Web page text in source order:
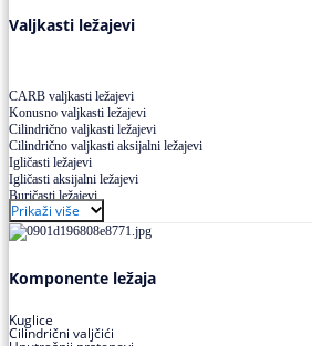
Valjkasti ležajevi
CARB valjkasti ležajevi
Konusno valjkasti ležajevi
Cilindrično valjkasti ležajevi
Cilindrično valjkasti aksijalni ležajevi
Igličasti ležajevi
Igličasti aksijalni ležajevi
Buričasti ležajevi
Buričasti zaptiveni ležajevi
Buričasti aksijalni ležajevi
Prikaži više
Komponente ležaja
Kuglice
Cilindrični valjčići